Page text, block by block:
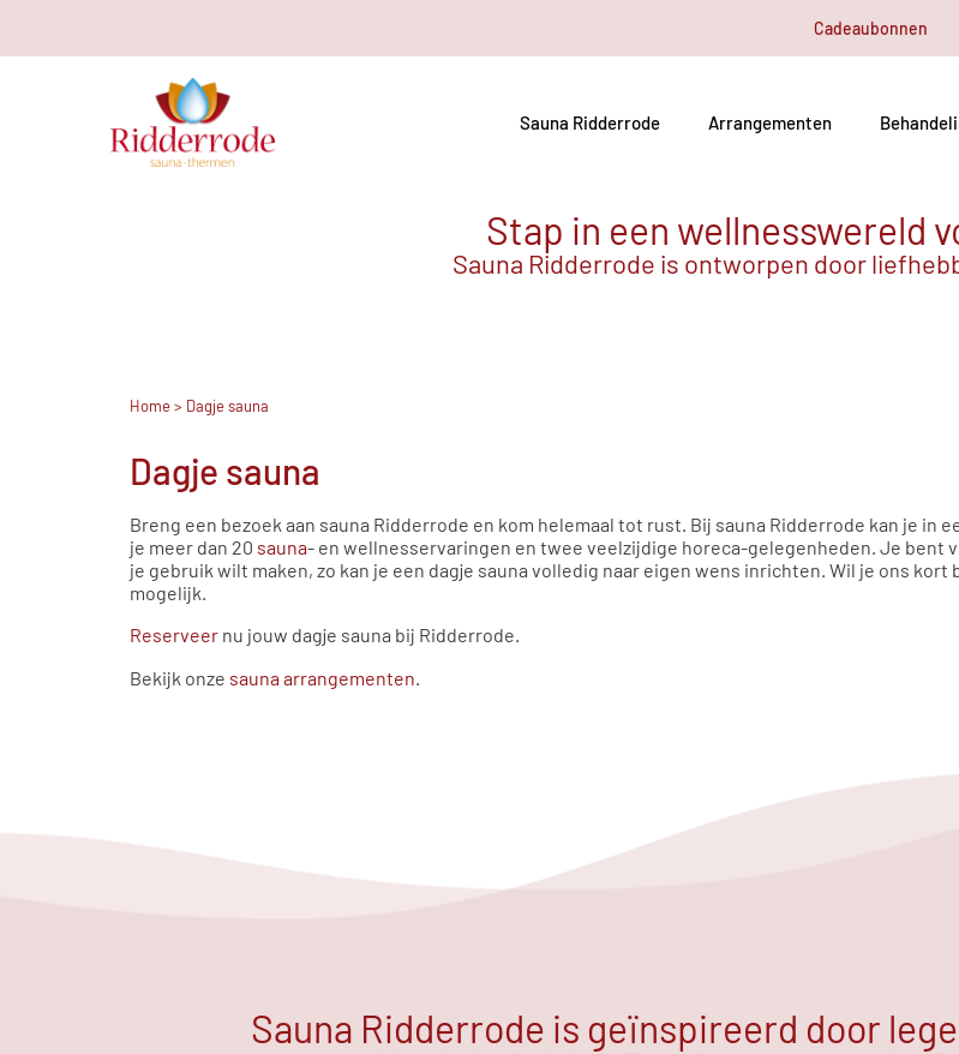
Cadeaubonnen
Sauna Ridderrode Arrangementen
Stap in een wellnesswereld
Sauna Ridderrode is ontworpen door
Home> Dagje sauna
Dagje sauna
Breng een bezoek aan sauna Ridderrode en kom helemaal tot rust. Bij sauna Ridderrode kan je
je meer dan 20 sauna- en wellnesservaringen en twee veelzijdige horeca-gelegenheden. Je bent
je gebruik wilt maken, zo kan je een dagje sauna volledig naar eigen wens inrichten. Wil je ons kort
mogelijk.
Reserveer nu jouw dagje sauna bij Ridderrode.
Bekijk onze sauna arrangementen.
Sauna Ridderrode is geïnspireerd door